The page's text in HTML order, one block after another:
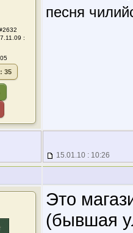
:
35
песня
15.01.10 : 10:26
Это
(бывшая